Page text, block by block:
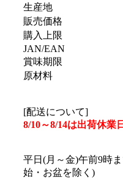
生産地
販売価格
購入上限
JAN/EAN
賞味期限
原材料
[配送について]
8/10～8/14は出荷休業
平日(月～金)午前9時
始・お盆を除く)